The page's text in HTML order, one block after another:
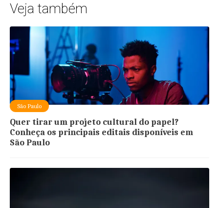
Veja também
São Paulo
Quer tirar um projeto cultural do papel?
Conheça os principais editais disponíveis em
São Paulo